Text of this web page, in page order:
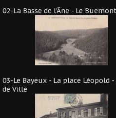
02-La Basse de l'Âne - Le
03-Le Bayeux - La place Léopold
de Ville